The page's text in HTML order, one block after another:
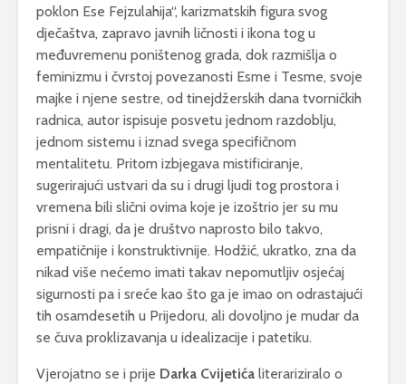
poklon Ese Fejzulahija“, karizmatskih figura svog
dječaštva, zapravo javnih ličnosti i ikona tog u
međuvremenu poništenog grada, dok razmišlja o
feminizmu i čvrstoj povezanosti Esme i Tesme, svoje
majke i njene sestre, od tinejdžerskih dana tvorničkih
radnica, autor ispisuje posvetu jednom razdoblju,
jednom sistemu i iznad svega specifičnom
mentalitetu. Pritom izbjegava mistificiranje,
sugerirajući ustvari da su i drugi ljudi tog prostora i
vremena bili slični ovima koje je izoštrio jer su mu
prisni i dragi, da je društvo naprosto bilo takvo,
empatičnije i konstruktivnije. Hodžić, ukratko, zna da
nikad više nećemo imati takav nepomutljiv osjećaj
sigurnosti pa i sreće kao što ga je imao on odrastajući
tih osamdesetih u Prijedoru, ali dovoljno je mudar da
se čuva proklizavanja u idealizacije i patetiku.
Vjerojatno se i prije Darka Cvijetića literariziralo o